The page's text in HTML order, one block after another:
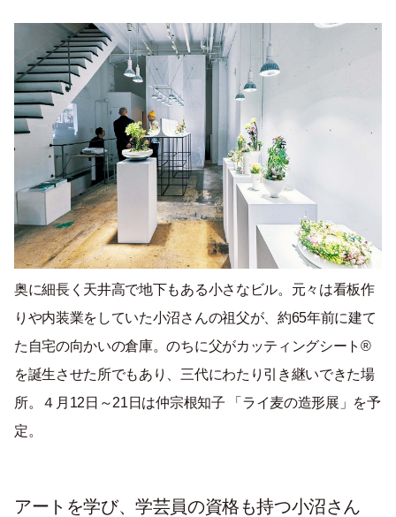
奥に細長く天井高で地下もある小さなビル。元々は看板作
りや内装業をしていた小沼さんの祖父が、約65年前に建て
た自宅の向かいの倉庫。のちに父がカッティングシート®︎
を誕生させた所でもあり、三代にわたり引き継いできた場
所。４月12日～21日は仲宗根知子 「ライ麦の造形展」を予
定。
アートを学び、学芸員の資格も持つ小沼さん